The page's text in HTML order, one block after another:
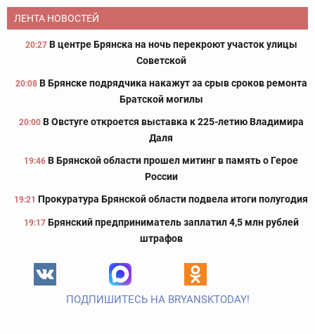
ЛЕНТА НОВОСТЕЙ
20:27 В центре Брянска на ночь перекроют участок улицы
Советской
20:08 В Брянске подрядчика накажут за срыв сроков ремонта
Братской могилы
20:00 В Овстуге откроется выставка к 225-летию Владимира
Даля
19:46 В Брянской области прошел митинг в память о Герое
России
19:21 Прокуратура Брянской области подвела итоги полугодия
19:17 Брянский предприниматель заплатил 4,5 млн рублей
штрафов
ПОДПИШИТЕСЬ НА BRYANSKTODAY!